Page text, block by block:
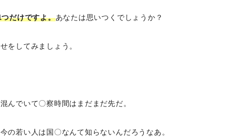
だけですよ。あなたは思いつくでしょうか？
をしてみましょう。
んでいて〇察時間はまだまだ先だ。
の若い人は国〇なんて知らないんだろうなあ。